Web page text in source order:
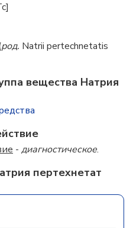
род. Natrii pertechnetatis
вещества Натрия
- диагностическое.
пертехнетат